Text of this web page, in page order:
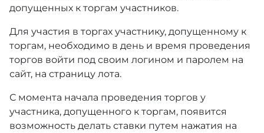
допущенных к торгам участников.
Для участия в торгах участнику, допущенному к
торгам, необходимо в день и время проведения
торгов войти под своим логином и паролем на
сайт, на страницу лота.
С момента начала проведения торгов у
участника, допущенного к торгам, появится
возможность делать ставки путем нажатия на